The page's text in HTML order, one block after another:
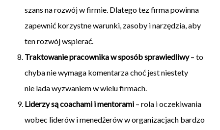
szans na rozwój w firmie. Dlatego tez firma powinna
zapewnić korzystne warunki, zasoby i narzędzia, aby
ten rozwój wspierać.
Traktowanie pracownika w sposób sprawiedliwy– to
chyba nie wymaga komentarza choć jest niestety
nie lada wyzwaniem w wielu firmach.
Liderzy są coachami i mentorami – rola i oczekiwania
wobec liderów i menedżerów w organizacjach bardzo